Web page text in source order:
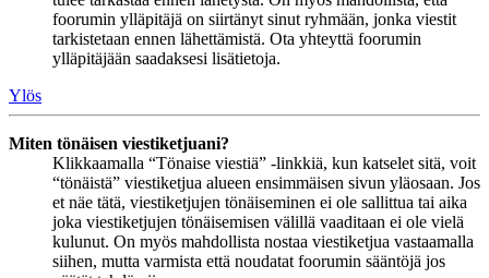
foorumin ylläpitäjä on siirtänyt sinut ryhmään, jonka viestit
tarkistetaan ennen lähettämistä. Ota yhteyttä foorumin
ylläpitäjään saadaksesi lisätietoja.
Ylös
Miten tönäisen viestiketjuani?
Klikkaamalla “Tönaise viestiä” -linkkiä, kun katselet sitä, voit
“tönäistä” viestiketjua alueen ensimmäisen sivun yläosaan. Jos
et näe tätä, viestiketjujen tönäiseminen ei ole sallittua tai aika
joka viestiketjujen tönäisemisen välillä vaaditaan ei ole vielä
kulunut. On myös mahdollista nostaa viestiketjua vastaamalla
siihen, mutta varmista että noudatat foorumin sääntöjä jos